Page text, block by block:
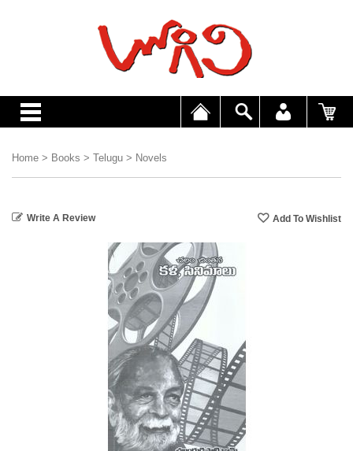
Home > Books > Telugu > Novels
Write A Review